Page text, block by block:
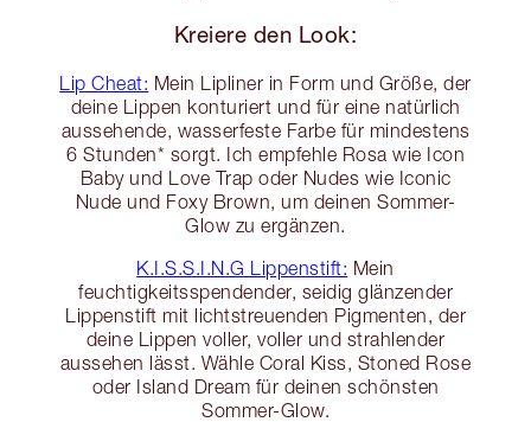
Kreiere den Look:
Lip Cheat: Mein Lipliner in Form und Größe, der
deine Lippen konturiert und für eine natürlich
aussehende, wasserfeste Farbe für mindestens
6 Stunden* sorgt. Ich empfehle Rosa wie Icon
Baby und Love Trap oder Nudes wie Iconic
Nude und Foxy Brown, um deinen Sommer-
Glow zu ergänzen.
K.I.S.S.I.N.G Lippenstift: Mein
feuchtigkeitsspendender, seidig glänzender
Lippenstift mit lichtstreuenden Pigmenten, der
deine Lippen voller, voller und strahlender
aussehen lässt. Wähle Coral Kiss, Stoned Rose
oder Island Dream für deinen schönsten
Sommer-Glow.